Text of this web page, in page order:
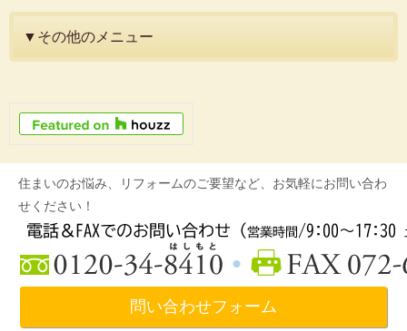
▼その他のメニュー
住まいのお悩み、リフォームのご要望など、お気軽にお問い合わ
せください！
問い合わせフォーム